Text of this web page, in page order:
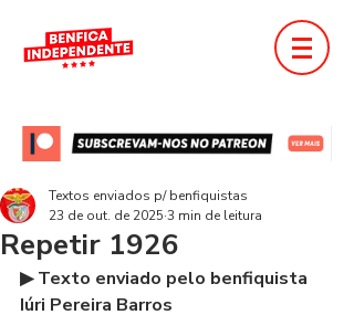
Repetir 1926
Textos enviados p/ benfiquistas
23 de out. de 2025 3 min de leitura
▶ Texto enviado pelo benfiquista
Iúri Pereira Barros